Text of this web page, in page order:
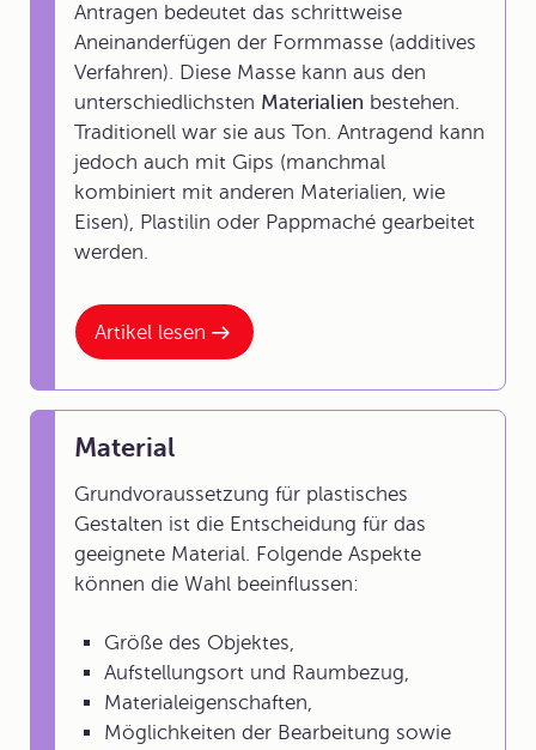
Artikel lesen
Antragen bedeutet das schrittweise
Aneinanderfügen der Formmasse (additives
Verfahren). Diese Masse kann aus den
unterschiedlichsten Materialien bestehen.
Traditionell war sie aus Ton. Antragend kann
jedoch auch mit Gips (manchmal
kombiniert mit anderen Materialien, wie
Eisen), Plastilin oder Pappmaché gearbeitet
werden.
Material
Grundvoraussetzung für plastisches
Gestalten ist die Entscheidung für das
geeignete Material. Folgende Aspekte
können die Wahl beeinflussen:
Größe des Objektes,
Aufstellungsort und Raumbezug,
Materialeigenschaften,
Möglichkeiten der Bearbeitung sowie